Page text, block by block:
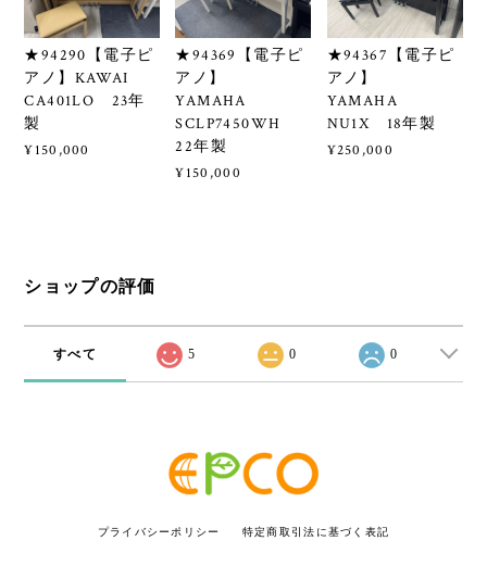
★94290【電子ピ
アノ】KAWAI
CA401LO 23年
製
¥150,000
★94369【電子ピ
アノ】
YAMAHA
SCLP7450WH
22年製
¥150,000
★94367【電子ピ
アノ】
YAMAHA
NU1X 18年製
¥250,000
ショップの評価
すべて 5 0 0
プライバシーポリシー 特定商取引法に基づく表記